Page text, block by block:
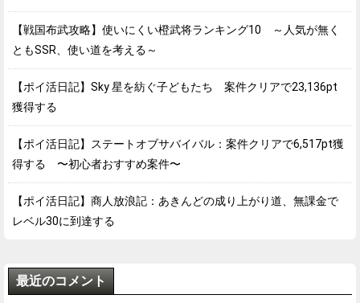
【戦国布武攻略】使いにくい橙武将ランキング10 ～人気が無く
ともSSR、使い道を考える～
【ポイ活日記】Sky 星を紡ぐ子どもたち 案件クリアで23,136pt
獲得する
【ポイ活日記】ステートオブサバイバル：案件クリアで6,517pt獲
得する 〜初心者おすすめ案件〜
【ポイ活日記】商人放浪記：あきんどの成り上がり道、無課金で
レベル30に到達する
最近のコメント